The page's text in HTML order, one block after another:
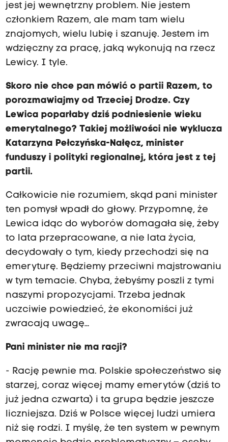
jest jej wewnętrzny problem. Nie jestem
członkiem Razem, ale mam tam wielu
znajomych, wielu lubię i szanuję. Jestem im
wdzięczny za pracę, jaką wykonują na rzecz
Lewicy. I tyle.
Skoro nie chce pan mówić o partii Razem, to
porozmawiajmy od Trzeciej Drodze. Czy
Lewica poparłaby dziś podniesienie wieku
emerytalnego? Takiej możliwości nie wyklucza
Katarzyna Pełczyńska-Nałęcz, minister
funduszy i polityki regionalnej, która jest z tej
partii.
Całkowicie nie rozumiem, skąd pani minister
ten pomysł wpadł do głowy. Przypomnę, że
Lewica idąc do wyborów domagała się, żeby
to lata przepracowane, a nie lata życia,
decydowały o tym, kiedy przechodzi się na
emeryturę. Będziemy przeciwni majstrowaniu
w tym temacie. Chyba, żebyśmy poszli z tymi
naszymi propozycjami. Trzeba jednak
uczciwie powiedzieć, że ekonomiści już
zwracają uwagę…
Pani minister nie ma racji?
- Rację pewnie ma. Polskie społeczeństwo się
starzej, coraz więcej mamy emerytów (dziś to
już jedna czwarta) i ta grupa będzie jeszcze
liczniejsza. Dziś w Polsce więcej ludzi umiera
niż się rodzi. I myślę, że ten system w pewnym